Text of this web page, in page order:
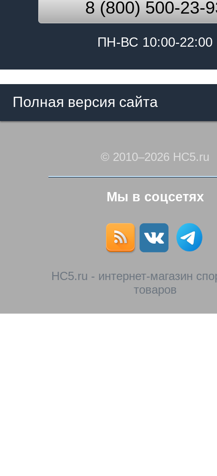
8 (800) 500-23-
ПН-ВС 10:00-22:00
Полная версия сайта
© 2010–2026 HC5.ru
Мы в соцсетях
HC5.ru - интернет-магазин
товаров